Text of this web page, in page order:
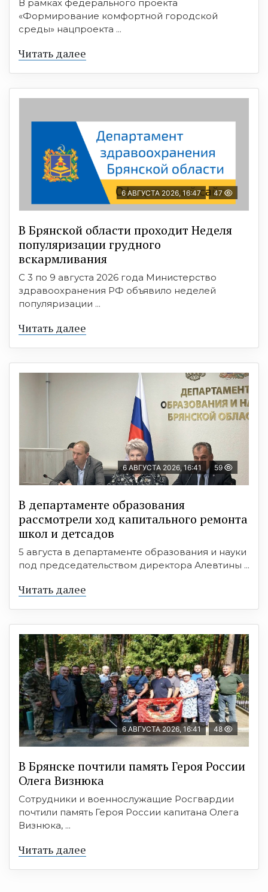
В рамках федерального проекта
«Формирование комфортной городской
среды» нацпроекта ...
Читать далее
6 АВГУСТА 2026, 16:47 47
В Брянской области проходит Неделя
популяризации грудного
вскармливания
С 3 по 9 августа 2026 года Министерство
здравоохранения РФ объявило неделей
популяризации ...
Читать далее
6 АВГУСТА 2026, 16:41 59
В департаменте образования
рассмотрели ход капитального ремонта
школ и детсадов
5 августа в департаменте образования и науки
под председательством директора Алевтины ...
Читать далее
6 АВГУСТА 2026, 16:41 48
В Брянске почтили память Героя России
Олега Визнюка
Сотрудники и военнослужащие Росгвардии
почтили память Героя России капитана Олега
Визнюка, ...
Читать далее